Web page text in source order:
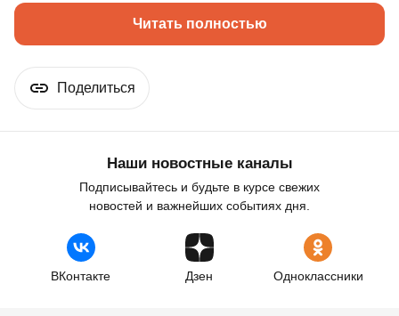
Читать полностью
Поделиться
Наши новостные каналы
Подписывайтесь и будьте в курсе свежих
новостей и важнейших событиях дня.
ВКонтакте Дзен Одноклассники